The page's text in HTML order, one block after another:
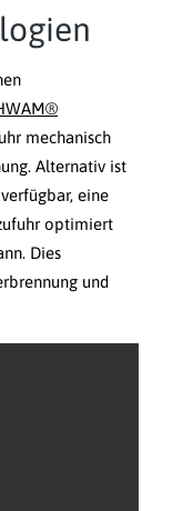
mechanisch
Alternativ ist
eine
optimiert
Dies
und